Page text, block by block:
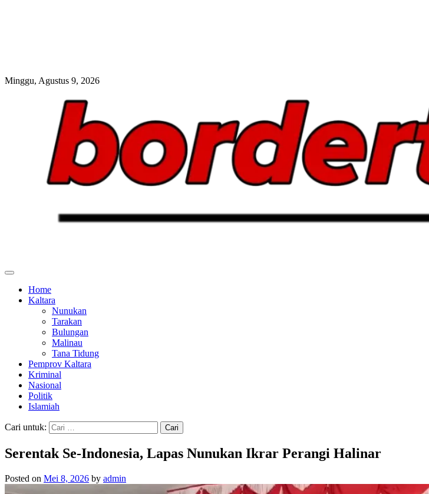
Minggu, Agustus 9, 2026
Home
Kaltara
Nunukan
Tarakan
Bulungan
Malinau
Tana Tidung
Pemprov Kaltara
Kriminal
Nasional
Politik
Islamiah
Cari untuk:
Serentak Se-Indonesia, Lapas Nunukan Ikrar Perangi Halinar
Posted on Mei 8, 2026 by admin